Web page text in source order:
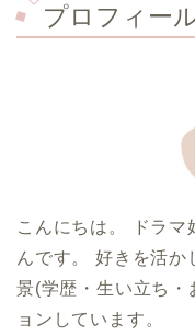
プロフィー
こんにちは。 ドラ
んです。 好きを活か
景(学歴・生い立ち・
ョンしています。